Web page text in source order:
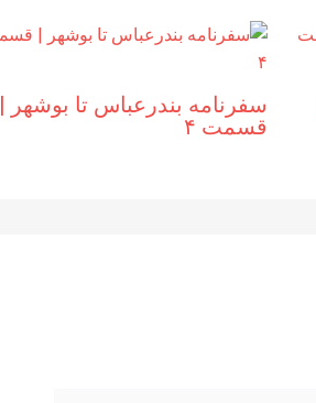
سفرنامه بندرعباس تا بوشهر |‌
قسمت ۴